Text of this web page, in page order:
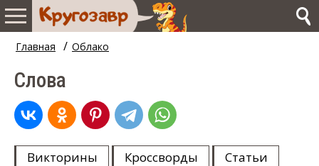
Главная / Облако
Слова
Викторины Кроссворды Статьи